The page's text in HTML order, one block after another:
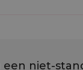
een niet-